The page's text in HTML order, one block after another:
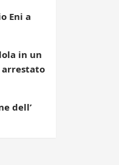
Eni a
in un
arrestato
dell’